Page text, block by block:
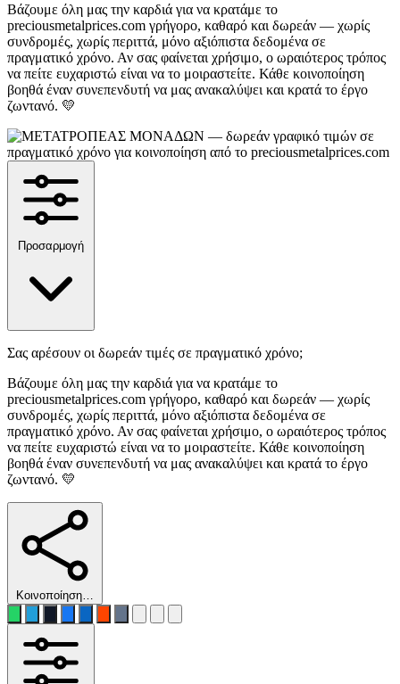
Βάζουμε όλη μας την καρδιά για να κρατάμε το
preciousmetalprices.com γρήγορο, καθαρό και δωρεάν — χωρίς
συνδρομές, χωρίς περιττά, μόνο αξιόπιστα δεδομένα σε
πραγματικό χρόνο. Αν σας φαίνεται χρήσιμο, ο ωραιότερος τρόπος
να πείτε ευχαριστώ είναι να το μοιραστείτε. Κάθε κοινοποίηση
βοηθά έναν συνεπενδυτή να μας ανακαλύψει και κρατά το έργο
ζωντανό. 💛
Προσαρμογή
Σας αρέσουν οι δωρεάν τιμές σε πραγματικό χρόνο;
Βάζουμε όλη μας την καρδιά για να κρατάμε το
preciousmetalprices.com γρήγορο, καθαρό και δωρεάν — χωρίς
συνδρομές, χωρίς περιττά, μόνο αξιόπιστα δεδομένα σε
πραγματικό χρόνο. Αν σας φαίνεται χρήσιμο, ο ωραιότερος τρόπος
να πείτε ευχαριστώ είναι να το μοιραστείτε. Κάθε κοινοποίηση
βοηθά έναν συνεπενδυτή να μας ανακαλύψει και κρατά το έργο
ζωντανό. 💛
Κοινοποίηση…